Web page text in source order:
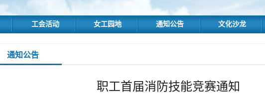
工会活动 女工园地 通知公告 文化沙龙
通知公告
职工首届消防技能竞赛通知